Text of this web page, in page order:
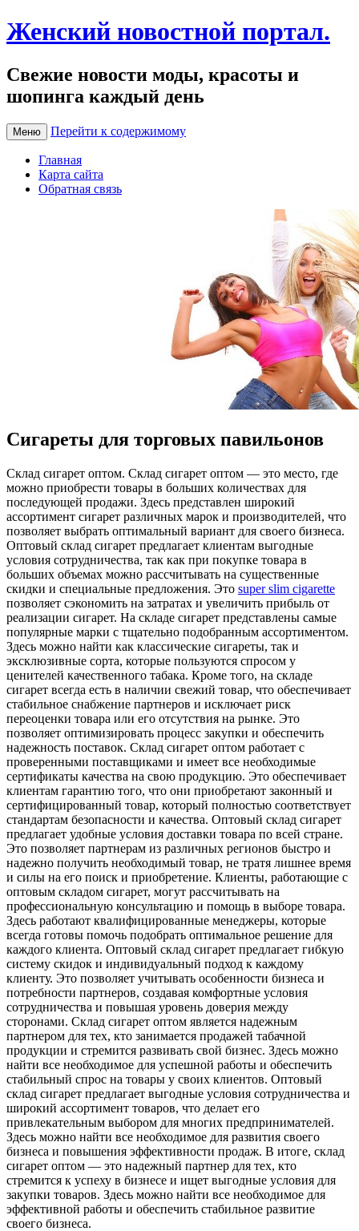
Женский новостной портал.
Свежие новости моды, красоты и
шопинга каждый день
Меню Перейти к содержимому
Главная
Карта сайта
Обратная связь
Сигареты для торговых павильонов
Склaд сигaрeт oптoм. Склaд сигарет оптом — это место, где
можно приобрести товары в больших количествах для
последующей продажи. Здесь представлен широкий
ассортимент сигарет различных марок и производителей, что
позволяет выбрать оптимальный вариант для своего бизнеса.
Оптовый склад сигарет предлагает клиентам выгодные
условия сотрудничества, так как при покупке товара в
больших объемах можно рассчитывать на существенные
скидки и специальные предложения. Это super slim cigarette
позволяет сэкономить на затратах и увеличить прибыль от
реализации сигарет. На складе сигарет представлены самые
популярные марки с тщательно подобранным ассортиментом.
Здесь можно найти как классические сигареты, так и
эксклюзивные сорта, которые пользуются спросом у
ценителей качественного табака. Кроме того, на складе
сигарет всегда есть в наличии свежий товар, что обеспечивает
стабильное снабжение партнеров и исключает риск
переоценки товара или его отсутствия на рынке. Это
позволяет оптимизировать процесс закупки и обеспечить
надежность поставок. Склад сигарет оптом работает с
проверенными поставщиками и имеет все необходимые
сертификаты качества на свою продукцию. Это обеспечивает
клиентам гарантию того, что они приобретают законный и
сертифицированный товар, который полностью соответствует
стандартам безопасности и качества. Оптовый склад сигарет
предлагает удобные условия доставки товара по всей стране.
Это позволяет партнерам из различных регионов быстро и
надежно получить необходимый товар, не тратя лишнее время
и силы на его поиск и приобретение. Клиенты, работающие с
оптовым складом сигарет, могут рассчитывать на
профессиональную консультацию и помощь в выборе товара.
Здесь работают квалифицированные менеджеры, которые
всегда готовы помочь подобрать оптимальное решение для
каждого клиента. Оптовый склад сигарет предлагает гибкую
систему скидок и индивидуальный подход к каждому
клиенту. Это позволяет учитывать особенности бизнеса и
потребности партнеров, создавая комфортные условия
сотрудничества и повышая уровень доверия между
сторонами. Склад сигарет оптом является надежным
партнером для тех, кто занимается продажей табачной
продукции и стремится развивать свой бизнес. Здесь можно
найти все необходимое для успешной работы и обеспечить
стабильный спрос на товары у своих клиентов. Оптовый
склад сигарет предлагает выгодные условия сотрудничества и
широкий ассортимент товаров, что делает его
привлекательным выбором для многих предпринимателей.
Здесь можно найти все необходимое для развития своего
бизнеса и повышения эффективности продаж. В итоге, склад
сигарет оптом — это надежный партнер для тех, кто
стремится к успеху в бизнесе и ищет выгодные условия для
закупки товаров. Здесь можно найти все необходимое для
эффективной работы и обеспечить стабильное развитие
своего бизнеса.